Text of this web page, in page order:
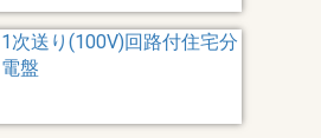
1次送り(100V)回路付住宅分
電盤